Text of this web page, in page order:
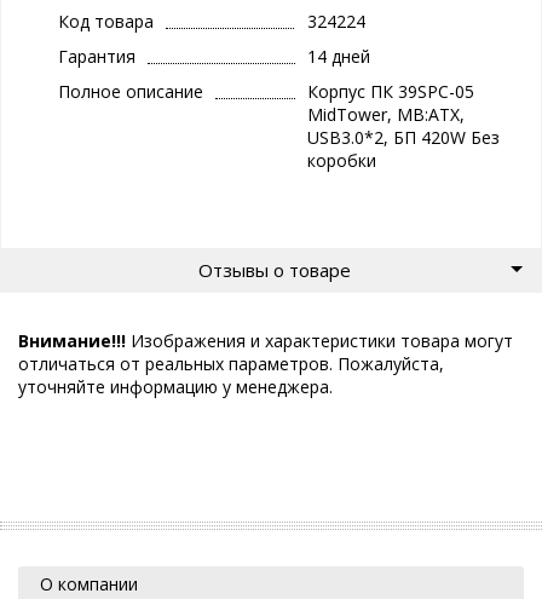
Код товара
324224
Гарантия
14 дней
Полное описание
Корпус ПК 39SPC-05
MidTower, MB:ATX,
USB3.0*2, БП 420W Без
коробки
Отзывы о товаре
Внимание!!! Изображения и характеристики товара могут
отличаться от реальных параметров. Пожалуйста,
уточняйте информацию у менеджера.
О компании